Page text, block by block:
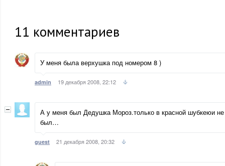
11 комментариев
У меня была верхушка под номером 8 )
admin 19 декабря 2008, 22:12
А у меня был Дедушка Мороз.только в красной шубкеюи не
был…
guest 21 декабря 2008, 20:32